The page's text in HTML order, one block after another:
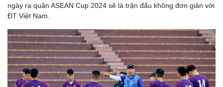
ngày ra quân ASEAN Cup 2024 sẽ là trận đấu không đơn giản với
ĐT Việt Nam.